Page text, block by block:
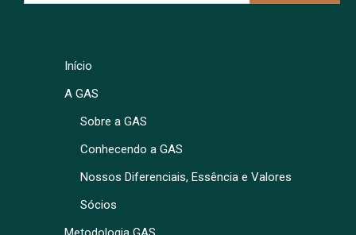
Início
A GAS
Sobre a GAS
Conhecendo a GAS
Nossos Diferenciais, Essência e Valores
Sócios